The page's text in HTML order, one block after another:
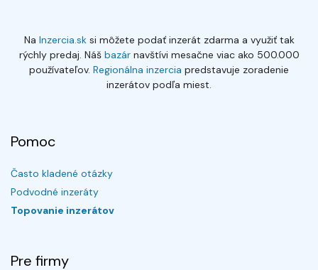
Na Inzercia.sksi môžete podať inzerát zdarma a využiť tak
rýchly predaj. Náš bazárnavštívi mesačne viac ako 500.000
používateľov. Regionálna inzercia predstavuje zoradenie
inzerátov podľa miest.
Pomoc
Často kladené otázky
Podvodné inzeráty
Topovanie inzerátov
Pre firmy